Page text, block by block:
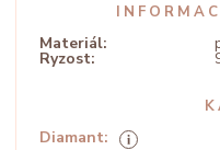
Materiál:
Ryzost:
Diamant: